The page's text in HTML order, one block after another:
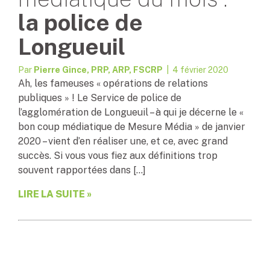
la police de
Longueuil
Par Pierre Gince, PRP, ARP, FSCRP | 4 février 2020
Ah, les fameuses « opérations de relations
publiques » ! Le Service de police de
l’agglomération de Longueuil – à qui je décerne le «
bon coup médiatique de Mesure Média » de janvier
2020 – vient d’en réaliser une, et ce, avec grand
succès. Si vous vous fiez aux définitions trop
souvent rapportées dans […]
LIRE LA SUITE »